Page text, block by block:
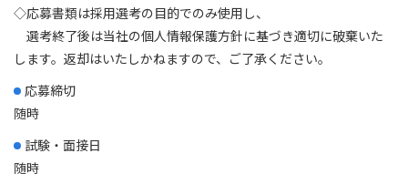
◇応募書類は採用選考の目的でのみ使用し、
選考終了後は当社の個人情報保護方針に基づき適切に破棄いた
します。返却はいたしかねますので、ご了承ください。
応募締切
随時
試験・面接日
随時